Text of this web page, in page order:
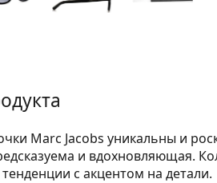
Marc Jacobs уникальны и
и вдохновляющая.
с акцентом на детали.